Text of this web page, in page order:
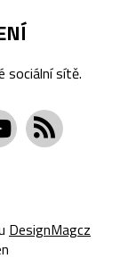
sociální sítě.
DesignMagcz